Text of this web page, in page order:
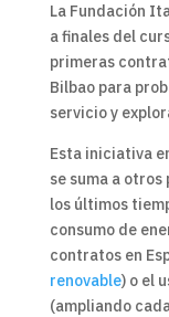
La Fundación
a finales del
primeras
Bilbao para
servicio y
Esta iniciativa
se suma a
los últimos
consumo de
contratos en
renovable) o el
(ampliando